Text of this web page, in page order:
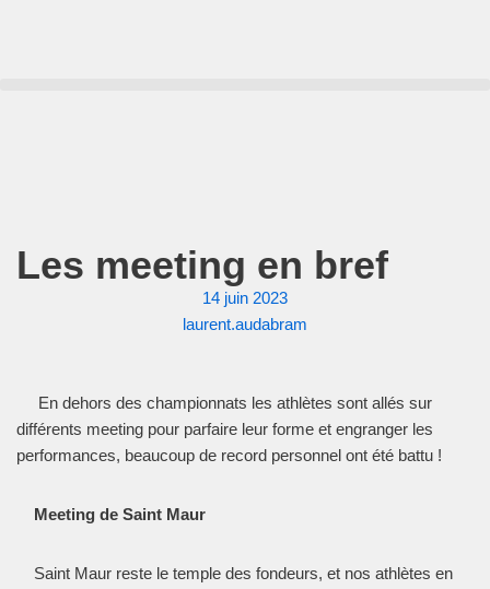
Les meeting en bref
14 juin 2023
laurent.audabram
En dehors des championnats les athlètes sont allés sur
différents meeting pour parfaire leur forme et engranger les
performances, beaucoup de record personnel ont été battu !
Meeting de Saint Maur
Saint Maur reste le temple des fondeurs, et nos athlètes en